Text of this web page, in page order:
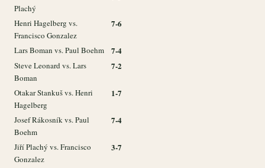
Plachý
Henri Hagelberg vs.
Francisco Gonzalez
7-6
Lars Boman vs. Paul Boehm 7-4
Steve Leonard vs. Lars
Boman
7-2
Otakar Stankuš vs. Henri
Hagelberg
1-7
Josef Rákosník vs. Paul
Boehm
7-4
Jiří Plachý vs. Francisco
Gonzalez
3-7